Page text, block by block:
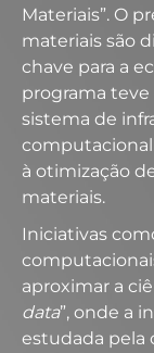
Materiais”. O
materiais são
chave para a
programa teve
sistema de
computacional
à otimização
materiais.
Iniciativas
aproximar a
data”, onde a
estudada pela